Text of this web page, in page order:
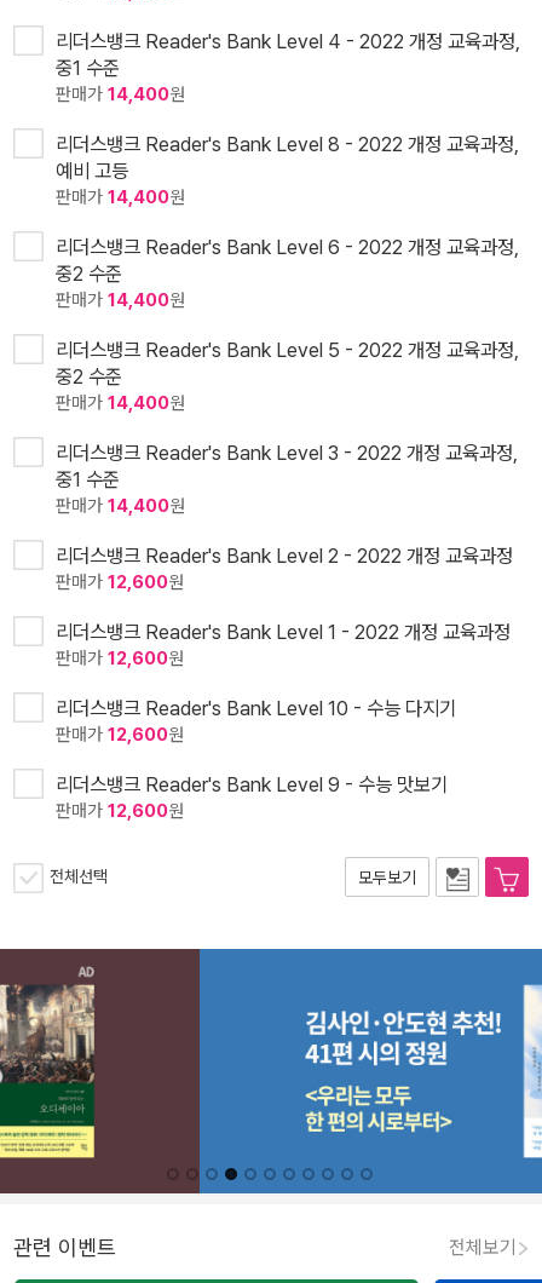
리더스뱅크 Reader's Bank Level 4 - 2022 개정 교육과정,
중1 수준
판매가 14,400원
리더스뱅크 Reader's Bank Level 8 - 2022 개정 교육과정,
예비 고등
판매가 14,400원
리더스뱅크 Reader's Bank Level 6 - 2022 개정 교육과정,
중2 수준
판매가 14,400원
리더스뱅크 Reader's Bank Level 5 - 2022 개정 교육과정,
중2 수준
판매가 14,400원
리더스뱅크 Reader's Bank Level 3 - 2022 개정 교육과정,
중1 수준
판매가 14,400원
리더스뱅크 Reader's Bank Level 2 - 2022 개정 교육과정
판매가 12,600원
리더스뱅크 Reader's Bank Level 1 - 2022 개정 교육과정
판매가 12,600원
리더스뱅크 Reader's Bank Level 10 - 수능 다지기
판매가 12,600원
리더스뱅크 Reader's Bank Level 9 - 수능 맛보기
판매가 12,600원
전체선택 모두보기
관련 이벤트 전체보기